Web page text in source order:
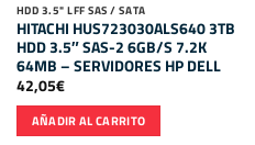
HDD 3.5" LFF SAS / SATA
HITACHI HUS723030ALS640 3TB
HDD 3.5″ SAS-2 6GB/S 7.2K
64MB – SERVIDORES HP DELL
42,05€
AÑADIR AL CARRITO